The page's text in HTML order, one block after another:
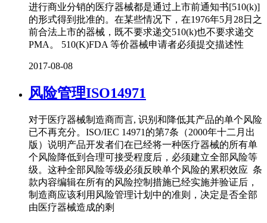
进行商业分销的医疗器械都是通过上市前通知书[510(k)]
的形式得到批准的。在某些情况下，在1976年5月28日之
前合法上市的器械，既不要求递交510(k)也不要求递交
PMA。 510(K)FDA 等价器械申请者必须提交描述性
2017-08-08
风险管理ISO14971
对于医疗器械制造商而言, 识别和降低其产品的单个风险
已不再充分。ISO/IEC 14971的第7条（2000年十二月出
版）说明产品开发者们在已经将一种医疗器械的所有单
个风险降低到合理可接受程度后，必须建立全部风险等
级。这种全部风险等级必须反映单个风险的累积效应 条
款内容编辑在所有的风险控制措施已经实施并验证后，
制造商应该利用风险管理计划中的准则，决定是否全部
由医疗器械造成的剩